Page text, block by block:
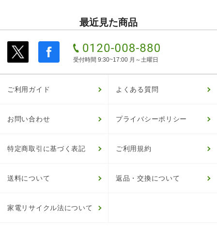
最近見た商品
受付時間 9:30~17:00 月～土曜日
ご利用ガイド よくある質問
お問い合わせ プライバシーポリシー
特定商取引に基づく表記 ご利用規約
送料について 返品・交換について
家電リサイクル法について